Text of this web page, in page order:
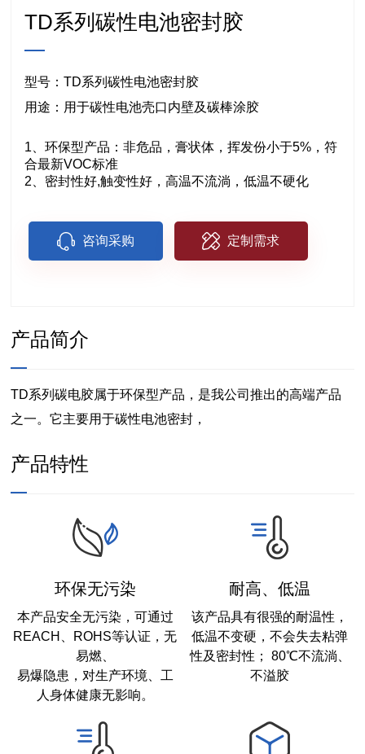
TD系列碳性电池密封胶
型号：TD系列碳性电池密封胶
用途：用于碳性电池壳口内壁及碳棒涂胶
1、环保型产品：非危品，膏状体，挥发份小于5%，符
合最新VOC标准
2、密封性好,触变性好，高温不流淌，低温不硬化
咨询采购 定制需求
产品简介
TD系列碳电胶属于环保型产品，是我公司推出的高端产品
之一。它主要用于碳性电池密封，
产品特性
环保无污染
本产品安全无污染，可通过
REACH、ROHS等认证，无
易燃、
易爆隐患，对生产环境、工
人身体健康无影响。
耐高、低温
该产品具有很强的耐温性，
低温不变硬，不会失去粘弹
性及密封性； 80℃不流淌、
不溢胶